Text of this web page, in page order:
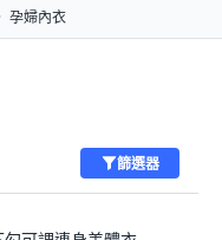
孕婦內衣
篩選器